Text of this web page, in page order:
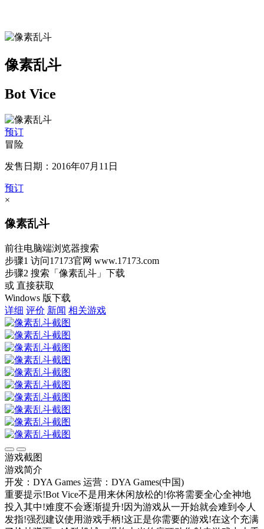
像素乱斗
Bot Vice
预订
冒险
发售日期：2016年07月11日
预订
×
像素乱斗
前往电脑端浏览器搜索
步骤1 访问17173官网 www.17173.com
步骤2 搜索 「像素乱斗」 下载
或 直接获取
Windows 版下载
详细 评价 新闻 相关游戏
游戏截图
游戏简介
开发：DYA Games 运营：DYA Games(中国)
重要提示!Bot Vice不是用来休闲放松的!你将需要全心全神地
投入其中!难度不会逐渐提升!因为游戏从一开始就会难到令人
发指!强烈建议使用游戏手柄!这正是你需要的游戏!在这个充满